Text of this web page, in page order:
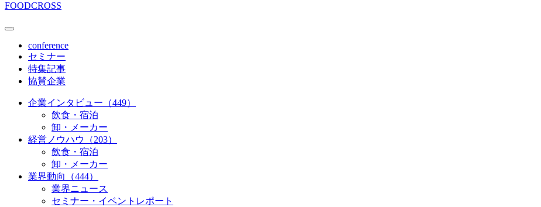
FOODCROSS
conference
セミナー
特集記事
協賛企業
企業インタビュー（449）
飲食・宿泊
卸・メーカー
経営ノウハウ（203）
飲食・宿泊
卸・メーカー
業界動向（444）
業界ニュース
セミナー・イベントレポート